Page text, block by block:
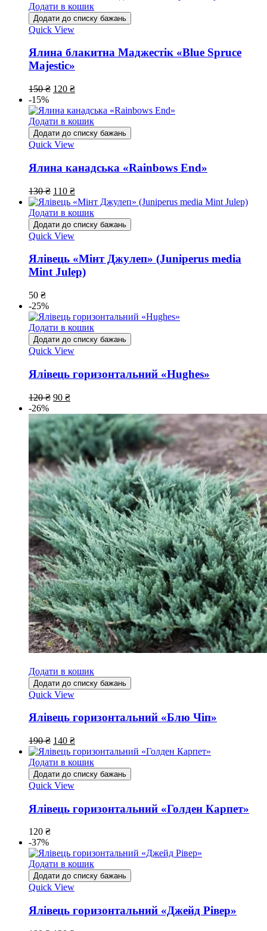
Додати в кошик
Додати до списку бажань
Quick View
Ялина блакитна Маджестік «Blue Spruce
Majestic»
150₴ 120 ₴
-15%
Додати в кошик
Додати до списку бажань
Quick View
Ялина канадська «Rainbows End»
130₴ 110 ₴
Додати в кошик
Додати до списку бажань
Quick View
Ялівець «Мінт Джулеп» (Juniperus media
Mint Julep)
50 ₴
-25%
Додати в кошик
Додати до списку бажань
Quick View
Ялівець горизонтальний «Hughes»
120₴ 90 ₴
-26%
Додати в кошик
Додати до списку бажань
Quick View
Ялівець горизонтальний «Блю Чіп»
190₴ 140 ₴
Додати в кошик
Додати до списку бажань
Quick View
Ялівець горизонтальний «Голден Карпет»
120 ₴
-37%
Додати в кошик
Додати до списку бажань
Quick View
Ялівець горизонтальний «Джейд Рівер»